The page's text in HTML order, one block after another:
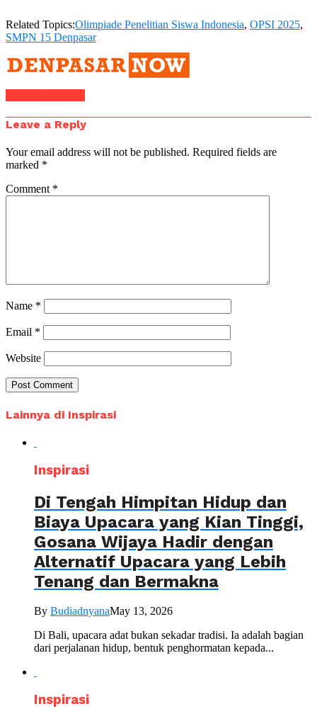
Related Topics:Olimpiade Penelitian Siswa Indonesia, OPSI 2025,
SMPN 15 Denpasar
Leave a Reply
Your email address will not be published. Required fields are
marked *
Comment *
Name *
Email *
Website
Lainnya di Inspirasi
Inspirasi
Di Tengah Himpitan Hidup dan
Biaya Upacara yang Kian Tinggi,
Gosana Wijaya Hadir dengan
Alternatif Upacara yang Lebih
Tenang dan Bermakna
By BudiadnyanaMay 13, 2026
Di Bali, upacara adat bukan sekadar tradisi. Ia adalah bagian
dari perjalanan hidup, bentuk penghormatan kepada...
Inspirasi